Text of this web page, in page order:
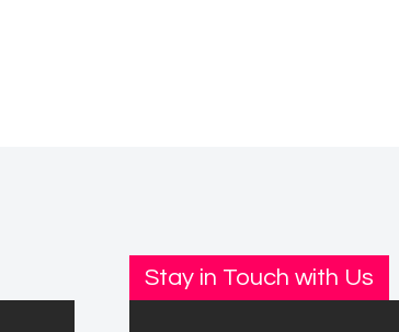
Stay in Touch with Us